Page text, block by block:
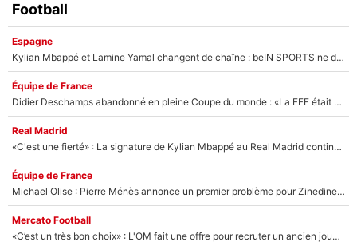
Football
Espagne
Kylian Mbappé et Lamine Yamal changent de chaîne : beIN SPORTS ne digère pas cette décision historique et prédit un fiasco pour la Liga
Équipe de France
Didier Deschamps abandonné en pleine Coupe du monde : «La FFF était déjà passée à Zinedine Zidane»
Real Madrid
«C'est une fierté» : La signature de Kylian Mbappé au Real Madrid continue de régaler l'Espagne
Équipe de France
Michael Olise : Pierre Ménès annonce un premier problème pour Zinedine Zidane en équipe de France
Mercato Football
«C’est un très bon choix» : L'OM fait une offre pour recruter un ancien joueur du PSG... et c'est validé dans l'After Foot !